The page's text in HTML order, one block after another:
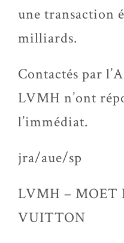
une transaction
milliards.
Contactés par
LVMH n’ont
l’immédiat.
jra/aue/sp
LVMH – MOET
VUITTON